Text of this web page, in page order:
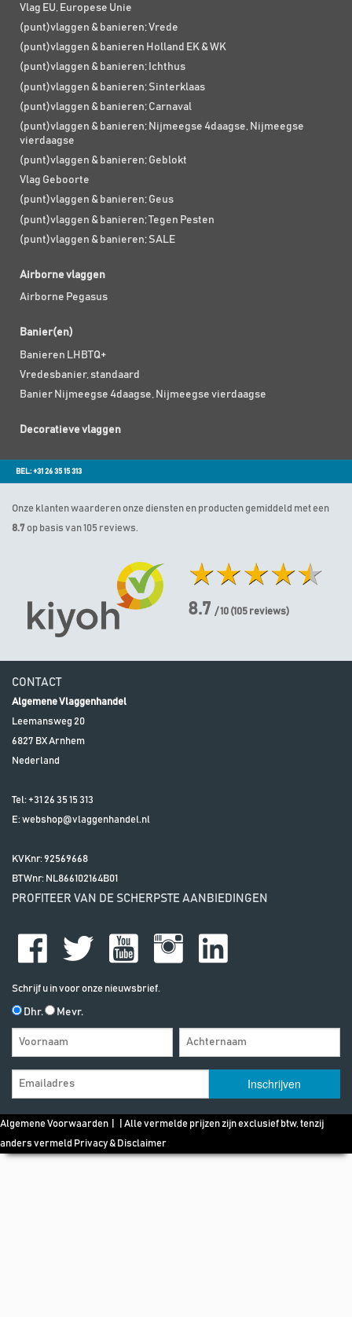
Vlag EU, Europese Unie
(punt)vlaggen & banieren; Vrede
(punt)vlaggen & banieren Holland EK & WK
(punt)vlaggen & banieren; Ichthus
(punt)vlaggen & banieren; Sinterklaas
(punt)vlaggen & banieren; Carnaval
(punt)vlaggen & banieren; Nijmeegse 4daagse, Nijmeegse
vierdaagse
(punt)vlaggen & banieren; Geblokt
Vlag Geboorte
(punt)vlaggen & banieren; Geus
(punt)vlaggen & banieren; Tegen Pesten
(punt)vlaggen & banieren; SALE
Airborne vlaggen
Airborne Pegasus
Banier(en)
Banieren LHBTQ+
Vredesbanier, standaard
Banier Nijmeegse 4daagse, Nijmeegse vierdaagse
Decoratieve vlaggen
BEL: +31 26 35 15 313
Onze klanten waarderen onze diensten en producten gemiddeld met een
8.7 op basis van 105 reviews.
8.7 / 10 (105 reviews)
CONTACT
Algemene Vlaggenhandel
Leemansweg 20
6827 BXArnhem
Nederland
Tel: +31 26 35 15 313
E:webshop@vlaggenhandel.nl
KVKnr: 92569668
BTWnr: NL866102164B01
PROFITEER VAN DE SCHERPSTE AANBIEDINGEN
Schrijf u in voor onze nieuwsbrief.
Dhr. Mevr.
Algemene Voorwaarden | | Alle vermelde prijzen zijn exclusief btw, tenzij
anders vermeld Privacy & Disclaimer